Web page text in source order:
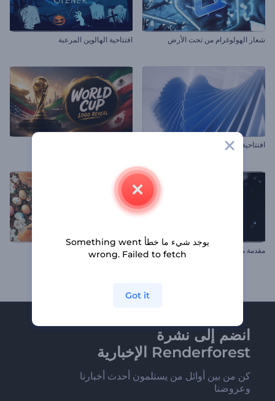
شعار الهولوغرام من تحت الأرض افتتاحية الهالوين المرعبة
افتتاحية أشكال بحواف دورانية
مقدمة مكعب الزجاج الكريستالي مقدمة واقعية لأرانب عيد الفصح
انضم إلى نشرة
Renderforest الإخبارية
كن من بين أوائل من يستلمون أحدث أخبارنا
وعروضنا
يوجد شيء ما خطأ Something went
wrong. Failed to fetch
Got it